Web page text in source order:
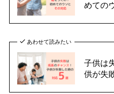
めての
あわせて読みたい
子供は
供が失